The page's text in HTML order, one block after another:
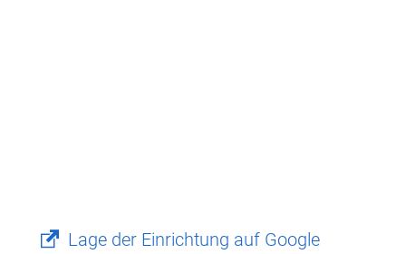
Lage der Einrichtung auf Google